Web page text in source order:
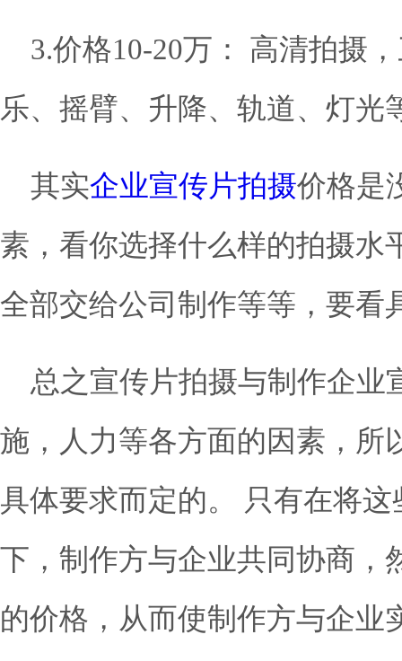
3.价格10-20万： 高清拍摄
乐、摇臂、升降、轨道、灯光
其实企业宣传片拍摄价格是
素，看你选择什么样的拍摄水
全部交给公司制作等等，要看
总之宣传片拍摄与制作企业
施，人力等各方面的因素，所
具体要求而定的。 只有在将
下，制作方与企业共同协商，
的价格，从而使制作方与企业